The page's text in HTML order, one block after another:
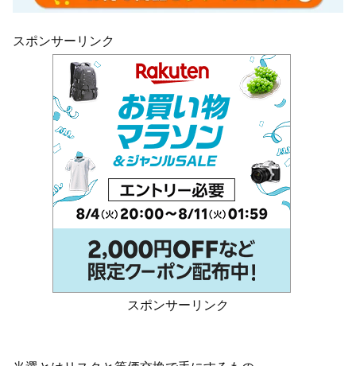
スポンサーリンク
スポンサーリンク